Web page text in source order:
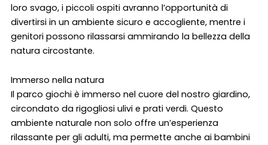
loro svago, i piccoli ospiti avranno l’opportunità di
divertirsi in un ambiente sicuro e accogliente, mentre i
genitori possono rilassarsi ammirando la bellezza della
natura circostante.
Immerso nella natura
Il parco giochi è immerso nel cuore del nostro giardino,
circondato da rigogliosi ulivi e prati verdi. Questo
ambiente naturale non solo offre un’esperienza
rilassante per gli adulti, ma permette anche ai bambini